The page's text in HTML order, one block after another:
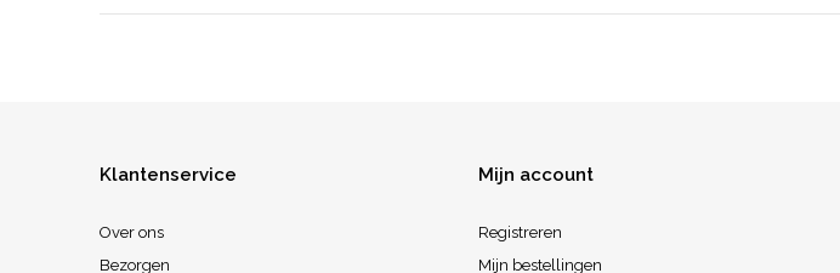
Klantenservice
Over ons
Bezorgen
Mijn account
Registreren
Mijn bestellingen